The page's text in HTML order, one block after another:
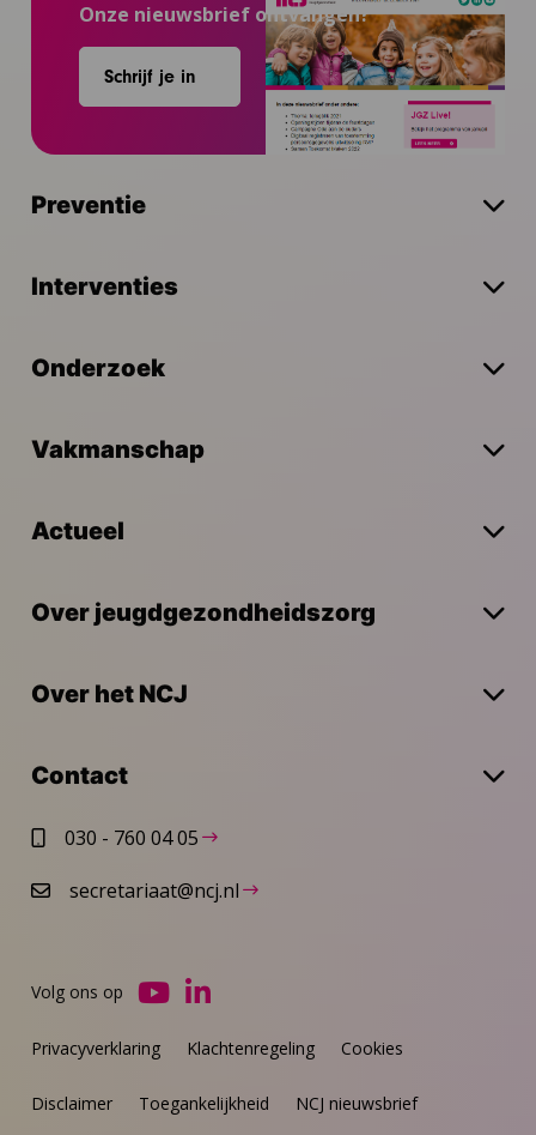
Onze nieuwsbrief ontvangen?
Schrijf je in
Preventie
Interventies
Onderzoek
Vakmanschap
Actueel
Over jeugdgezondheidszorg
Over het NCJ
Contact
030 - 760 04 05
secretariaat@ncj.nl
Privacyverklaring Klachtenregeling Cookies
Disclaimer Toegankelijkheid NCJ nieuwsbrief
Volg ons op
Ga
YouTube
Ga
LinkedIn